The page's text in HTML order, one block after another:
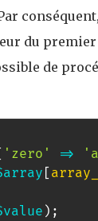
du premier
de
[ 'zero' =>
[
) ;